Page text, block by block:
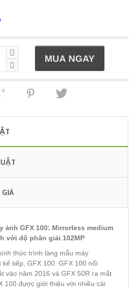
ảnh GFX 100: Mirrorless medium
với độ phân giải 102MP
thức trình làng mẫu máy
tiếp, GFX 100. GFX 100 nối
vào năm 2016 và GFX 50R ra mắt
100 được giới thiệu với nhiều cải